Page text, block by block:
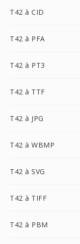
T42 à CID
T42 à PFA
T42 à PT3
T42 à TTF
T42 à JPG
T42 à WBMP
T42 à SVG
T42 à TIFF
T42 à PBM